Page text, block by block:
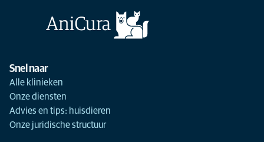
Snel naar
Alle klinieken
Onze diensten
Advies en tips: huisdieren
Onze juridische structuur